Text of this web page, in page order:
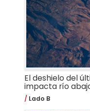
El deshielo del
impacta río
Lado B